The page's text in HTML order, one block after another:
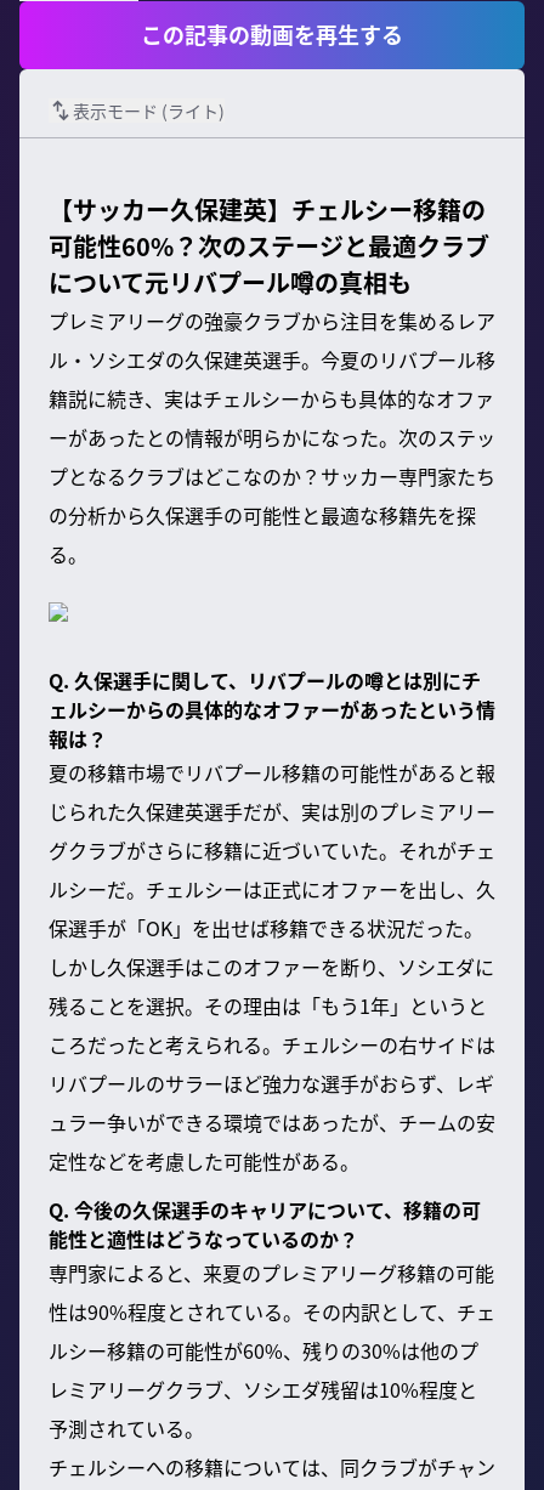
この記事の動画を再生する
表示モード (ライト)
【サッカー久保建英】チェルシー移籍の
可能性60%？次のステージと最適クラブ
について元リバプール噂の真相も
プレミアリーグの強豪クラブから注目を集めるレア
ル・ソシエダの久保建英選手。今夏のリバプール移
籍説に続き、実はチェルシーからも具体的なオファ
ーがあったとの情報が明らかになった。次のステッ
プとなるクラブはどこなのか？サッカー専門家たち
の分析から久保選手の可能性と最適な移籍先を探
る。
Q. 久保選手に関して、リバプールの噂とは別にチ
ェルシーからの具体的なオファーがあったという情
報は？
夏の移籍市場でリバプール移籍の可能性があると報
じられた久保建英選手だが、実は別のプレミアリー
グクラブがさらに移籍に近づいていた。それがチェ
ルシーだ。チェルシーは正式にオファーを出し、久
保選手が「OK」を出せば移籍できる状況だった。
しかし久保選手はこのオファーを断り、ソシエダに
残ることを選択。その理由は「もう1年」というと
ころだったと考えられる。チェルシーの右サイドは
リバプールのサラーほど強力な選手がおらず、レギ
ュラー争いができる環境ではあったが、チームの安
定性などを考慮した可能性がある。
Q. 今後の久保選手のキャリアについて、移籍の可
能性と適性はどうなっているのか？
専門家によると、来夏のプレミアリーグ移籍の可能
性は90%程度とされている。その内訳として、チェ
ルシー移籍の可能性が60%、残りの30%は他のプ
レミアリーグクラブ、ソシエダ残留は10%程度と
予測されている。
チェルシーへの移籍については、同クラブがチャン